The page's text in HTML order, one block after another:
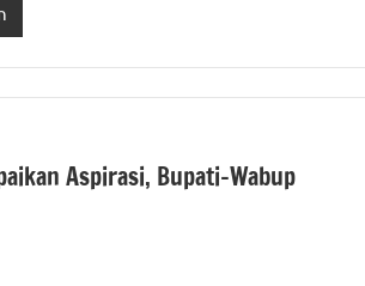
Aspirasi, Bupati–Wabup